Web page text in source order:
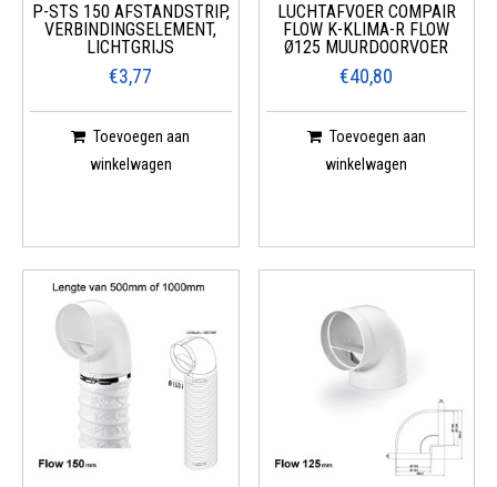
P-STS 150 AFSTANDSTRIP,
VERBINDINGSELEMENT,
LICHTGRIJS
€3,77
Toevoegen aan
winkelwagen
LUCHTAFVOER COMPAIR
FLOW K-KLIMA-R FLOW
Ø125 MUURDOORVOER
€40,80
Toevoegen aan
winkelwagen